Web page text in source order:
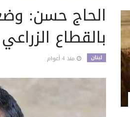
الحاج حسن:
بالقطاع الزراعي
لبنان منذ 4 أعوام